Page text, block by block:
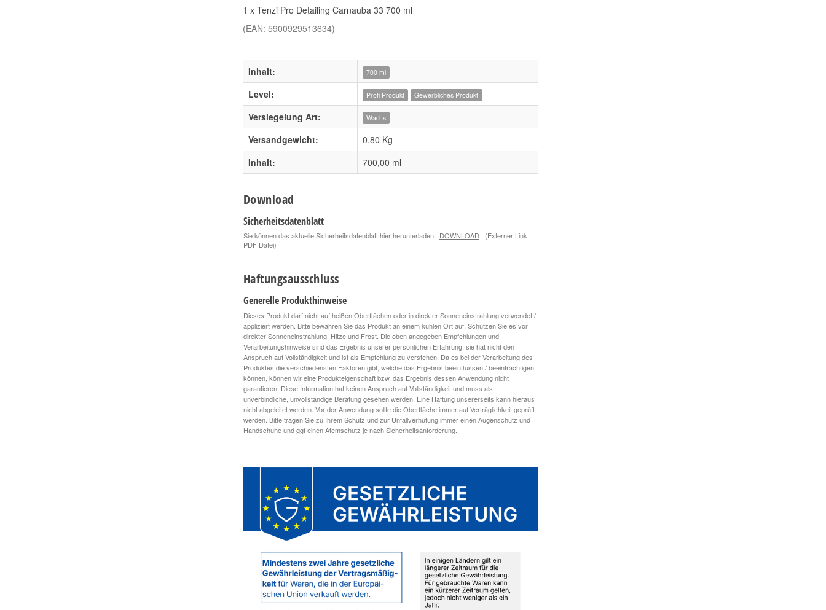
1 x Tenzi Pro Detailing Carnauba 33 700 ml
(EAN: 5900929513634)
Inhalt: 700 ml
Level: Profi Produkt Gewerbliches Produkt
Versiegelung Art: Wachs
Versandgewicht:
0,80 Kg
Inhalt:
700,00 ml
Download
Sicherheitsdatenblatt
Sie können das aktuelle Sicherheitsdatenblatt hier herunterladen: DOWNLOAD
(Externer Link |
PDF Datei)
Haftungsausschluss
Generelle Produkthinweise
Dieses Produkt darf nicht auf heißen Oberflächen oder in direkter Sonneneinstrahlung verwendet /
appliziert werden. Bitte bewahren Sie das Produkt an einem kühlen Ort auf. Schützen Sie es vor
direkter Sonneneinstrahlung, Hitze und Frost. Die oben angegeben Empfehlungen und
Verarbeitungshinweise sind das Ergebnis unserer persönlichen Erfahrung, sie hat nicht den
Anspruch auf Vollständigkeit und ist als Empfehlung zu verstehen. Da es bei der Verarbeitung des
Produktes die verschiedensten Faktoren gibt, welche das Ergebnis beeinflussen / beeinträchtigen
können, können wir eine Produkteigenschaft bzw. das Ergebnis dessen Anwendung nicht
garantieren. Diese Information hat keinen Anspruch auf Vollständigkeit und muss als
unverbindliche, unvollständige Beratung gesehen werden. Eine Haftung unsererseits kann hieraus
nicht abgeleitet werden. Vor der Anwendung sollte die Oberfläche immer auf Verträglichkeit geprüft
werden. Bitte tragen Sie zu Ihrem Schutz und zur Unfallverhütung immer einen Augenschutz und
Handschuhe und ggf einen Atemschutz je nach Sicherheitsanforderung.